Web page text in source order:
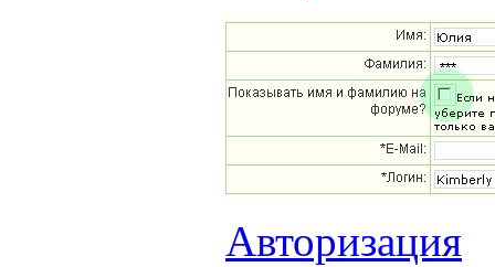
Авторизация